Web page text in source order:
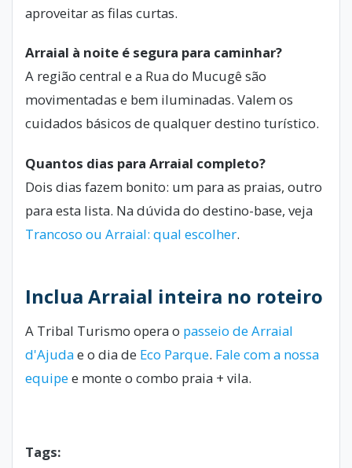
aproveitar as filas curtas.
Arraial à noite é segura para caminhar?
A região central e a Rua do Mucugê são
movimentadas e bem iluminadas. Valem os
cuidados básicos de qualquer destino turístico.
Quantos dias para Arraial completo?
Dois dias fazem bonito: um para as praias, outro
para esta lista. Na dúvida do destino-base, veja
Trancoso ou Arraial: qual escolher.
Inclua Arraial inteira no roteiro
A Tribal Turismo opera o passeio de Arraial
d'Ajudae o dia de Eco Parque. Fale com a nossa
equipee monte o combo praia + vila.
Tags: